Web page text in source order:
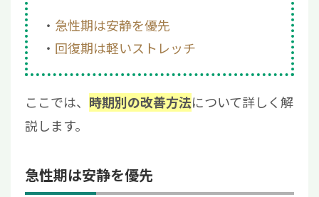
急性期は安静を優先
回復期は軽いストレッチ
ここでは、 時期別の改善方法について詳しく解
説します。
急性期は安静を優先